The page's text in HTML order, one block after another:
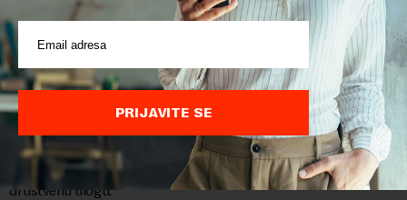
Proizvodnja, Dogma Brewery
Veću vidljivost svojih tekstilnih proizvoda za domaćinstva i
hotele, kao i same kompanije ističe iDražen Tolevski
, menadžer
prodaje i razvoja u preduzeću „Stotex“ iz Starih Banovaca.
Prema njegovim rečima, to će im olakšati i širenje poslovanja
koje imaju u planu, a veruju da će zahvaljujući reklami biti
prepoznatljiviji i kao poslodavac. Ova kompanija najvećim
delom zapošljava žene, te osim komercijalne ima i značajnu
društvenu ulogu.
PRIJAVITE SE